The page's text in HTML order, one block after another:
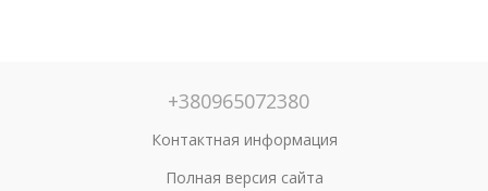
+380965072380
Контактная информация
Полная версия сайта